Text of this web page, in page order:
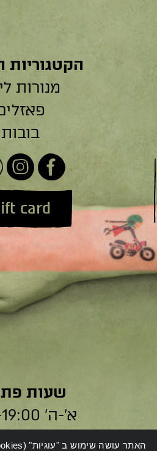
הקטגוריות
מנורות
בובות
card
שעות
א׳-ה׳ 9:00-19:00
ו׳ 9:00-14:00